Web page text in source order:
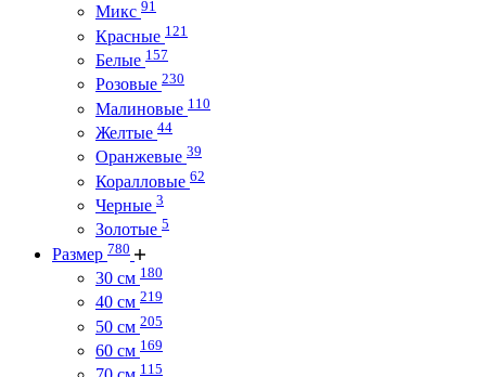
Микс 91
Красные 121
Белые 157
Розовые 230
Малиновые 110
Желтые 44
Оранжевые 39
Коралловые 62
Черные 3
Золотые 5
Размер 780
30 см 180
40 см 219
50 см 205
60 см 169
115